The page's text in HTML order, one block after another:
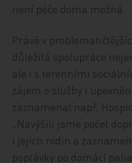
není péče doma možná.
Právě v
důležitá spolupráce
ale i s terénními
zájem o služby i
zaznamenal např.
„Navýšili jsme počet
i jejich rodin a
poptávky po domácí